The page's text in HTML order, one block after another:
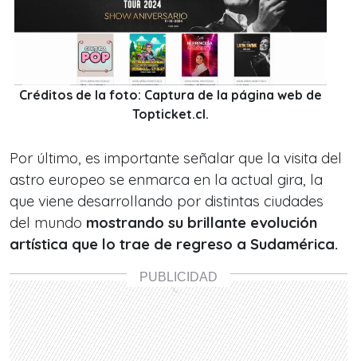
Créditos de la foto: Captura de la página web de
Topticket.cl.
Por último, es importante señalar que la visita del
astro europeo se enmarca en la actual gira, la
que viene desarrollando por distintas ciudades
del mundo mostrando su brillante evolución
artística que lo trae de regreso a Sudamérica.